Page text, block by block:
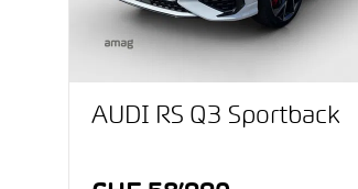
AUDI RS Q3 Sportback